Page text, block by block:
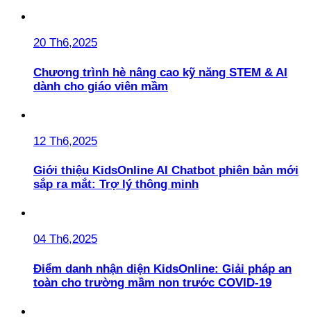
20 Th6,2025
Chương trình hè nâng cao kỹ năng STEM & AI
dành cho giáo viên mầm
12 Th6,2025
Giới thiệu KidsOnline AI Chatbot phiên bản mới
sắp ra mắt: Trợ lý thông minh
04 Th6,2025
Điểm danh nhận diện KidsOnline: Giải pháp an
toàn cho trường mầm non trước COVID-19